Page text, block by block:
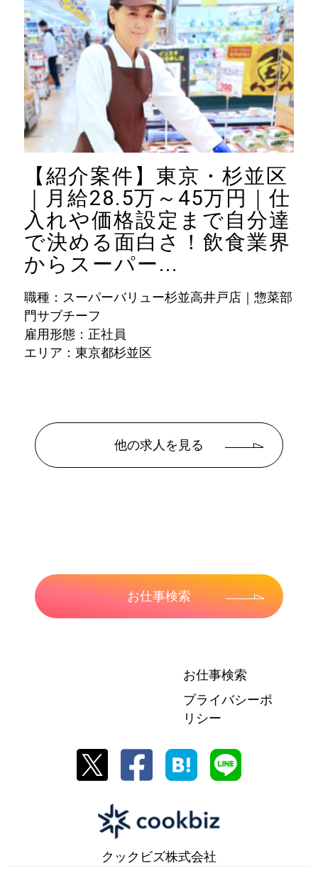
【紹介案件】東京・杉並区
｜月給28.5万～45万円｜仕
入れや価格設定まで自分達
で決める面白さ！飲食業界
からスーパー...
職種：スーパーバリュー杉並高井戸店｜惣菜部
門サブチーフ
雇用形態：正社員
エリア：東京都杉並区
他の求人を見る
お仕事検索
お仕事検索
プライバシーポ
リシー
クックビズ株式会社